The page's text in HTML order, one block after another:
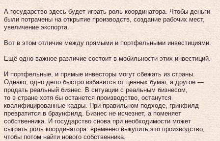
А государство здесь будет играть роль координатора. Чтобы деньги
были потрачены на открытие производств, создание рабочих мест,
увеличение экспорта.
Вот в этом отличие между прямыми и портфельными инвестициями.
Ещё одно важное различие состоит в мобильности этих инвестиций.
И портфельные, и прямые инвесторы могут сбежать из страны.
Однако, одно дело быстро избавится от ценных бумаг, а другое —
продать реальный бизнес. В ситуации с реальным бизнесом,
то в стране хотя бы останется производство, останутся
квалифицированные кадры. При правильном подходе, гринфилд
превратится в браунфилд. Бизнес не исчезнет, а поменяет
собственника. И государство снова при необходимости может
сыграть роль координатора: временно выкупить это производство,
чтобы потом найти нового собственника.